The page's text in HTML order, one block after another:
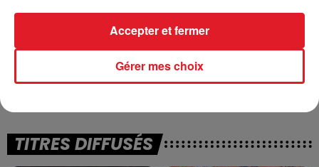
13 juillet 2026
WINGLES: UN JEUNE PERD LA VIE, NOYÉ À
LA BASE DE LOISIRS
TITRES DIFFUSÉS
Gérer mes choix
Accepter et fermer